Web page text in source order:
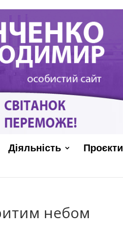
Діяльність Проєкти
небом